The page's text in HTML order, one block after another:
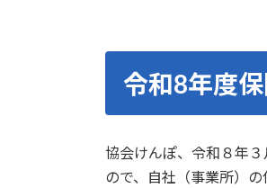
令和8年度
協会けんぽ、令和８年
ので、自社（事業所）